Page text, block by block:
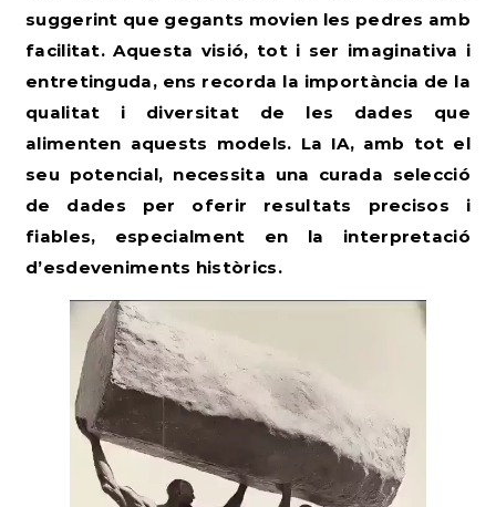
suggerint que gegants movien les pedres amb
facilitat. Aquesta visió, tot i ser imaginativa i
entretinguda, ens recorda la importància de la
qualitat i diversitat de les dades que
alimenten aquests models. La IA, amb tot el
seu potencial, necessita una curada selecció
de dades per oferir resultats precisos i
fiables, especialment en la interpretació
d’esdeveniments històrics.